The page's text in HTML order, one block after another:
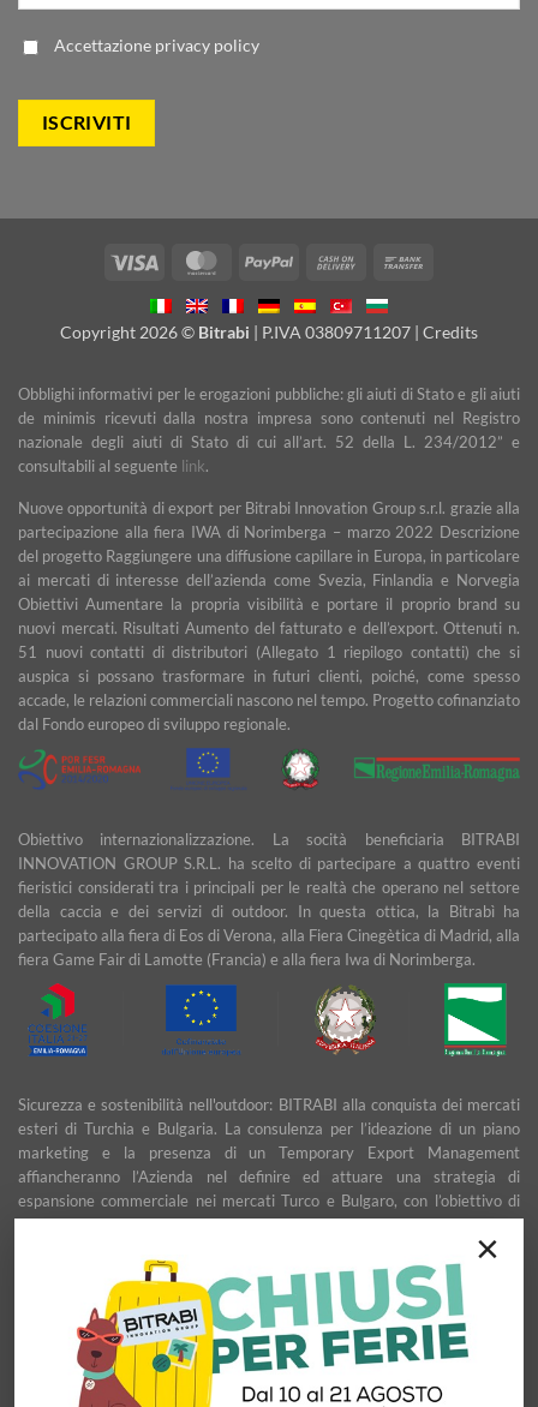
Accettazione privacy policy
Visa MasterCardPayPal
Cash
Delivery
Copyright 2026 © Bitrabi | P.IVA 03809711207 | Credits
×
Obblighi informativi per le erogazioni pubbliche: gli aiuti di Stato e gli aiuti
de minimis ricevuti dalla nostra impresa sono contenuti nel Registro
nazionale degli aiuti di Stato di cui all’art. 52 della L. 234/2012” e
consultabili al seguente link.
Nuove opportunità di export per Bitrabi Innovation Group s.r.l. grazie alla
partecipazione alla fiera IWA di Norimberga – marzo 2022 Descrizione
del progetto Raggiungere una diffusione capillare in Europa, in particolare
ai mercati di interesse dell’azienda come Svezia, Finlandia e Norvegia
Obiettivi Aumentare la propria visibilità e portare il proprio brand su
nuovi mercati. Risultati Aumento del fatturato e dell’export. Ottenuti n.
51 nuovi contatti di distributori (Allegato 1 riepilogo contatti) che si
auspica si possano trasformare in futuri clienti, poiché, come spesso
accade, le relazioni commerciali nascono nel tempo. Progetto cofinanziato
dal Fondo europeo di sviluppo regionale.
Obiettivo internazionalizzazione. La socità beneficiaria BITRABI
INNOVATION GROUP S.R.L. ha scelto di partecipare a quattro eventi
fieristici considerati tra i principali per le realtà che operano nel settore
della caccia e dei servizi di outdoor. In questa ottica, la Bitrabì ha
partecipato alla fiera di Eos di Verona, alla Fiera Cinegètica di Madrid, alla
fiera Game Fair di Lamotte (Francia) e alla fiera Iwa di Norimberga.
Sicurezza e sostenibilità nell'outdoor: BITRABI alla conquista dei mercati
esteri di Turchia e Bulgaria. La consulenza per l’ideazione di un piano
marketing e la presenza di un Temporary Export Management
affiancheranno l’Azienda nel definire ed attuare una strategia di
espansione commerciale nei mercati Turco e Bulgaro, con l’obiettivo di
garantire uno sviluppo stabile e duraturo.